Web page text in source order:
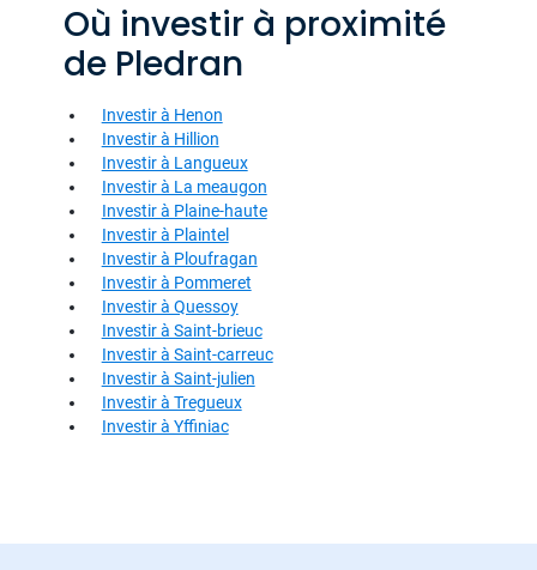
Où investir à proximité
de Pledran
Investir à Henon
Investir à Hillion
Investir à Langueux
Investir à La meaugon
Investir à Plaine-haute
Investir à Plaintel
Investir à Ploufragan
Investir à Pommeret
Investir à Quessoy
Investir à Saint-brieuc
Investir à Saint-carreuc
Investir à Saint-julien
Investir à Tregueux
Investir à Yffiniac